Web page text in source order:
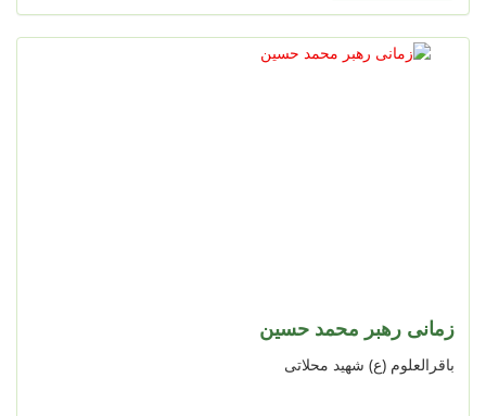
زمانی رهبر محمد حسین
باقرالعلوم (ع) شهید محلاتی